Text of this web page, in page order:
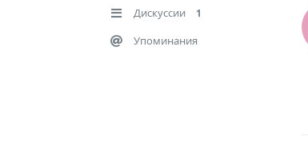
Дискуссии 1
Упоминания